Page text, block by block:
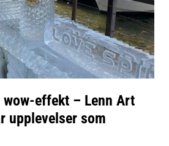
effekt – Lenn Art
upplevelser som